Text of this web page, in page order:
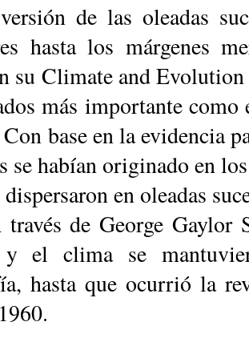
de las oleadas
hasta los márgenes
su Climate and
más importante
base en la evidencia
se habían originado en
dispersaron en oleadas
tra­vés de George
y el clima se
hasta que ocu­rrió la